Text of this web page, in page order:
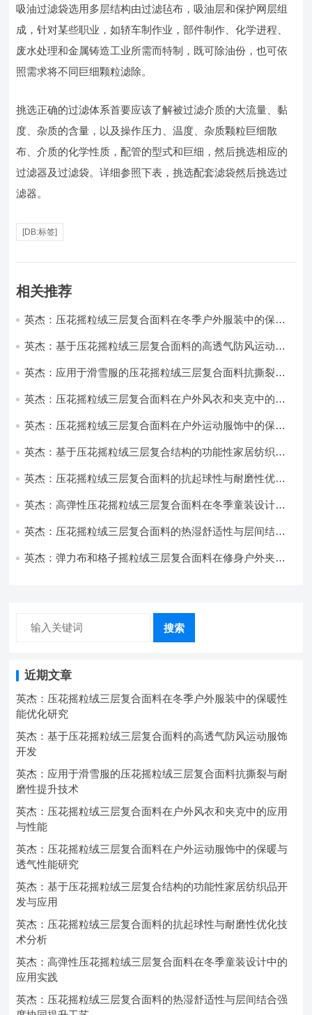
吸油过滤袋选用多层结构由过滤毡布，吸油层和保护网层组
成，针对某些职业，如轿车制作业，部件制作、化学进程、
废水处理和金属铸造工业所需而特制，既可除油份，也可依
照需求将不同巨细颗粒滤除。
挑选正确的过滤体系首要应该了解被过滤介质的大流量、黏
度、杂质的含量，以及操作压力、温度、杂质颗粒巨细散
布、介质的化学性质，配管的型式和巨细，然后挑选相应的
过滤器及过滤袋。详细参照下表，挑选配套滤袋然后挑选过
滤器。
[DB:标签]
相关推荐
英杰：压花摇粒绒三层复合面料在冬季户外服装中的保暖
英杰：基于压花摇粒绒三层复合面料的高透气防风运动服
英杰：应用于滑雪服的压花摇粒绒三层复合面料抗撕裂与
英杰：压花摇粒绒三层复合面料在户外风衣和夹克中的应
英杰：压花摇粒绒三层复合面料在户外运动服饰中的保暖
英杰：基于压花摇粒绒三层复合结构的功能性家居纺织品
英杰：压花摇粒绒三层复合面料的抗起球性与耐磨性优化
英杰：高弹性压花摇粒绒三层复合面料在冬季童装设计中
英杰：压花摇粒绒三层复合面料的热湿舒适性与层间结合
英杰：弹力布和格子摇粒绒三层复合面料在修身户外夹克
搜索
近期文章
英杰：压花摇粒绒三层复合面料在冬季户外服装中的保暖性
能优化研究
英杰：基于压花摇粒绒三层复合面料的高透气防风运动服饰
开发
英杰：应用于滑雪服的压花摇粒绒三层复合面料抗撕裂与耐
磨性提升技术
英杰：压花摇粒绒三层复合面料在户外风衣和夹克中的应用
与性能
英杰：压花摇粒绒三层复合面料在户外运动服饰中的保暖与
透气性能研究
英杰：基于压花摇粒绒三层复合结构的功能性家居纺织品开
发与应用
英杰：压花摇粒绒三层复合面料的抗起球性与耐磨性优化技
术分析
英杰：高弹性压花摇粒绒三层复合面料在冬季童装设计中的
应用实践
英杰：压花摇粒绒三层复合面料的热湿舒适性与层间结合强